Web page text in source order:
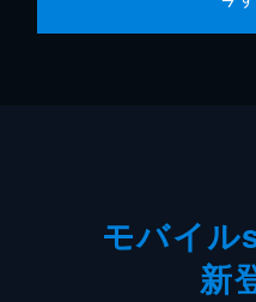
モバイ
新